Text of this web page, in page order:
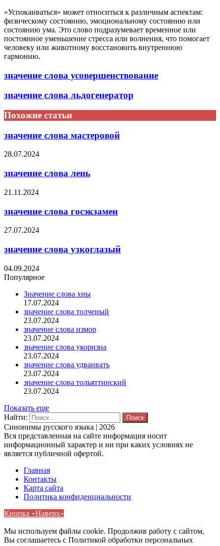
«Успокаиваться» может относиться к различным аспектам:
физическому состоянию, эмоциональному состоянию или
состоянию ума. Это слово подразумевает временное или
постоянное уменьшение стресса или волнения, что помогает
человеку или животному восстановить внутреннюю
гармонию.
значение слова усовершенствование
значение слова льдогенератор
Похожие статьи
значение слова мастеровой
28.07.2024
значение слова лень
21.11.2024
значение слова госэкзамен
27.07.2024
значение слова узкоглазый
04.09.2024
Популярное
Значение слова хны
17.07.2024
значение слова толченый
23.07.2024
значение слова измор
23.07.2024
значение слова укоризна
23.07.2024
значение слова удваивать
23.07.2024
значение слова тольяттинский
23.07.2024
Показать еще
Найти:
Синонимы русского языка | 2026
Вся представленная на сайте информация носит
информационный характер и ни при каких условиях не
является публичной офертой.
Главная
Контакты
Карта сайта
Политика конфиденциальности
Кнопка «Наверх»
Мы используем файлы cookie. Продолжив работу с сайтом,
Вы соглашаетесь с Политикой обработки персональных